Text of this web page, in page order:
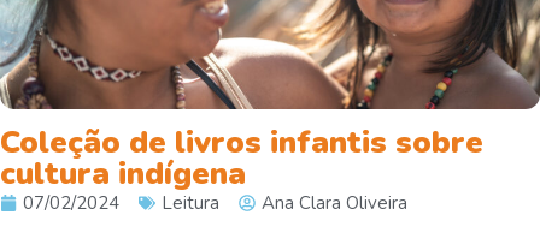
Coleção de livros infantis sobre
cultura indígena
07/02/2024 Leitura Ana Clara Oliveira